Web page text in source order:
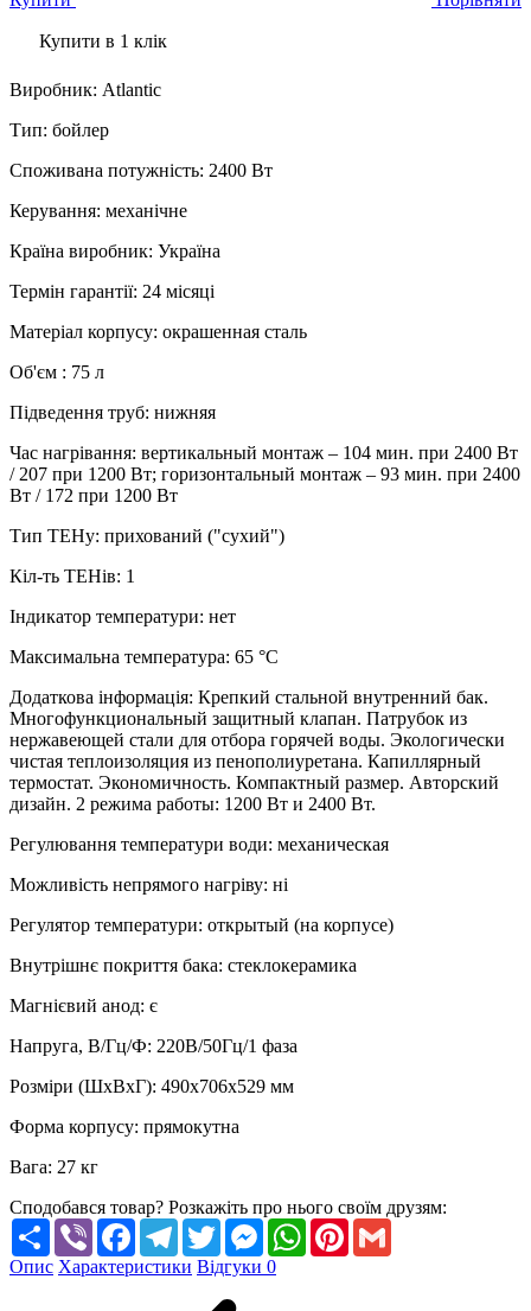
Купити в 1 клік
Виробник: Atlantic
Тип: бойлер
Споживана потужність: 2400 Вт
Керування: механічне
Країна виробник: Україна
Термін гарантії: 24 місяці
Матеріал корпусу: окрашенная сталь
Об'єм : 75 л
Підведення труб: нижняя
Час нагрівання: вертикальный монтаж – 104 мин. при 2400 Вт
/ 207 при 1200 Вт; горизонтальный монтаж – 93 мин. при 2400
Вт / 172 при 1200 Вт
Тип ТЕНу: прихований ("сухий")
Кіл-ть ТЕНів: 1
Індикатор температури: нет
Максимальна температура: 65 °C
Додаткова інформація: Крепкий стальной внутренний бак.
Многофункциональный защитный клапан. Патрубок из
нержавеющей стали для отбора горячей воды. Экологически
чистая теплоизоляция из пенополиуретана. Капиллярный
термостат. Экономичность. Компактный размер. Авторский
дизайн. 2 режима работы: 1200 Вт и 2400 Вт.
Регулювання температури води: механическая
Можливість непрямого нагріву: ні
Регулятор температури: открытый (на корпусе)
Внутрішнє покриття бака: стеклокерамика
Магнієвий анод: є
Напруга, В/Гц/Ф: 220В/50Гц/1 фаза
Розміри (ШхВхГ): 490х706х529 мм
Форма корпусу: прямокутна
Вага: 27 кг
Сподобався товар? Розкажіть про нього своїм друзям:
Share Viber FacebookTelegramTwitterMessengerWhatsApp
Pinterest
Опис Характеристики Відгуки 0